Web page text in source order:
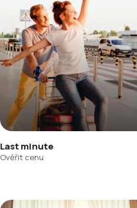
Last minute
Ověřit cenu